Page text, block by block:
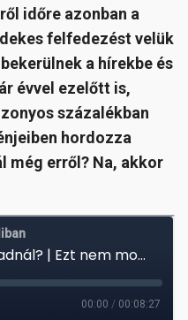
időre azonban a
felfedezést velük
a hírekbe és
évvel ezelőtt is,
százalékban
hordozza
még erről? Na, akkor